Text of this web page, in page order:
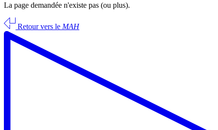
La page demandée n'existe pas (ou plus).
Retour vers le MAH